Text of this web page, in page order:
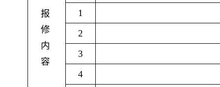
报
修
内
容
1
2
3
4